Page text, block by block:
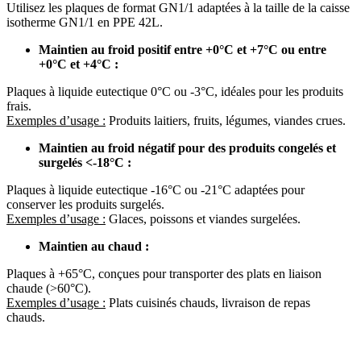
Utilisez les plaques de format GN1/1 adaptées à la taille de la caisse
isotherme GN1/1 en PPE 42L.
Maintien au froid positif entre +0°C et +7°C ou entre
+0°C et +4°C :
Plaques à liquide eutectique 0°C ou -3°C, idéales pour les produits
frais.
Exemples d’usage : Produits laitiers, fruits, légumes, viandes crues.
Maintien au froid négatif pour des produits congelés et
surgelés <-18°C :
Plaques à liquide eutectique -16°C ou -21°C adaptées pour
conserver les produits surgelés.
Exemples d’usage : Glaces, poissons et viandes surgelées.
Maintien au chaud :
Plaques à +65°C, conçues pour transporter des plats en liaison
chaude (>60°C).
Exemples d’usage : Plats cuisinés chauds, livraison de repas
chauds.